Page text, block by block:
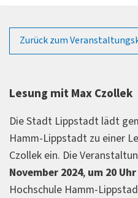
Zurück zum
Lesung mit Max Czollek
Die Stadt Lippstadt lädt
Hamm-Lippstadt zu einer
Czollek ein. Die
November 2024, um 20 Uhr
Hochschule Hamm-